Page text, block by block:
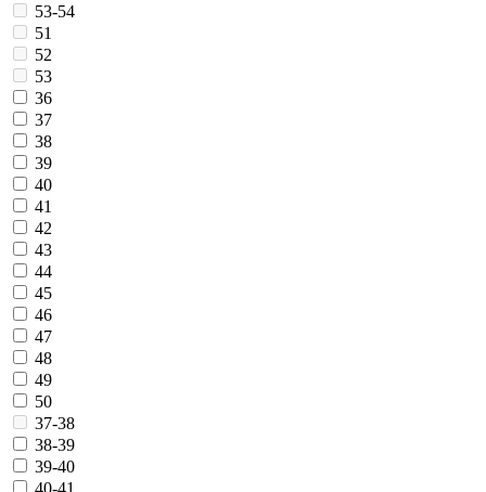
53-54
51
52
53
36
37
38
39
40
41
42
43
44
45
46
47
48
49
50
37-38
38-39
39-40
40-41